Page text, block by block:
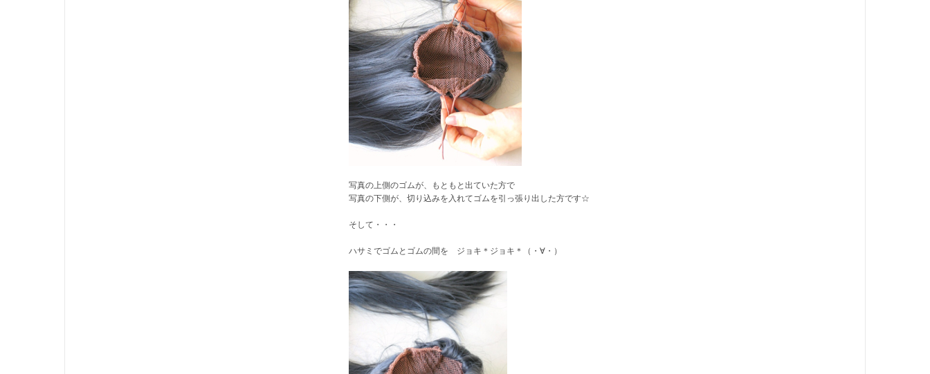
写真の上側のゴムが、もともと出ていた方で
写真の下側が、切り込みを入れてゴムを引っ張り出した方です☆
そして・・・
ハサミでゴムとゴムの間を ジョキ＊ジョキ＊（・∀・）